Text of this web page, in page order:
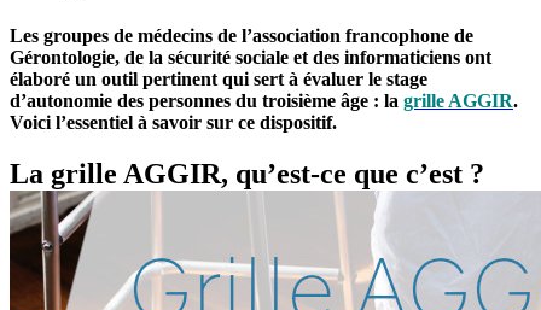
Les groupes de médecins de l’association francophone de
Gérontologie, de la sécurité sociale et des informaticiens ont
élaboré un outil pertinent qui sert à évaluer le stage
d’autonomie des personnes du troisième âge : la grille AGGIR.
Voici l’essentiel à savoir sur ce dispositif.
La grille AGGIR, qu’est-ce que c’est ?